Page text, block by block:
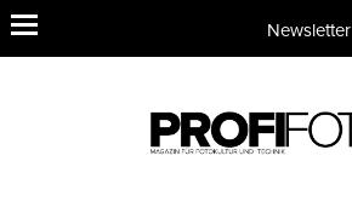
Newsletter